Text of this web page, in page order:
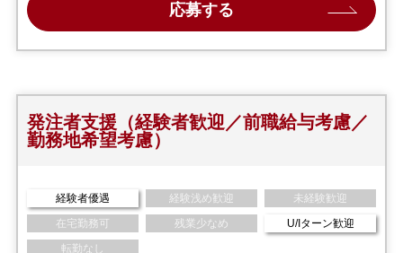
応募する
発注者支援（経験者歓迎／前職給与考慮／
勤務地希望考慮）
経験者優遇 経験浅め歓迎
未経験歓迎
在宅勤務可
残業少なめ
U/Iターン歓迎
転勤なし